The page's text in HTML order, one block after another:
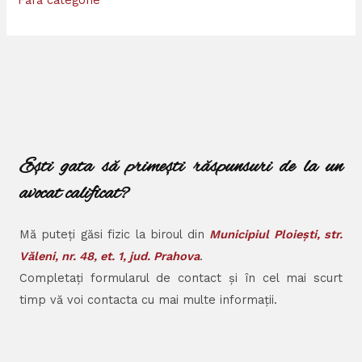
Ești gata să primești răspunsuri de la un
avocat calificat?
Mă puteți găsi fizic la biroul din Municipiul Ploiești, str.
Văleni, nr. 48, et. 1, jud. Prahova.
Completați formularul de contact și în cel mai scurt
timp vă voi contacta cu mai multe informații.